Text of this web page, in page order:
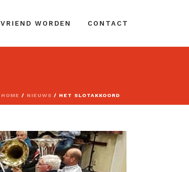
VRIEND WORDEN CONTACT
HOME / NIEUWS / HET SLOTAKKOORD